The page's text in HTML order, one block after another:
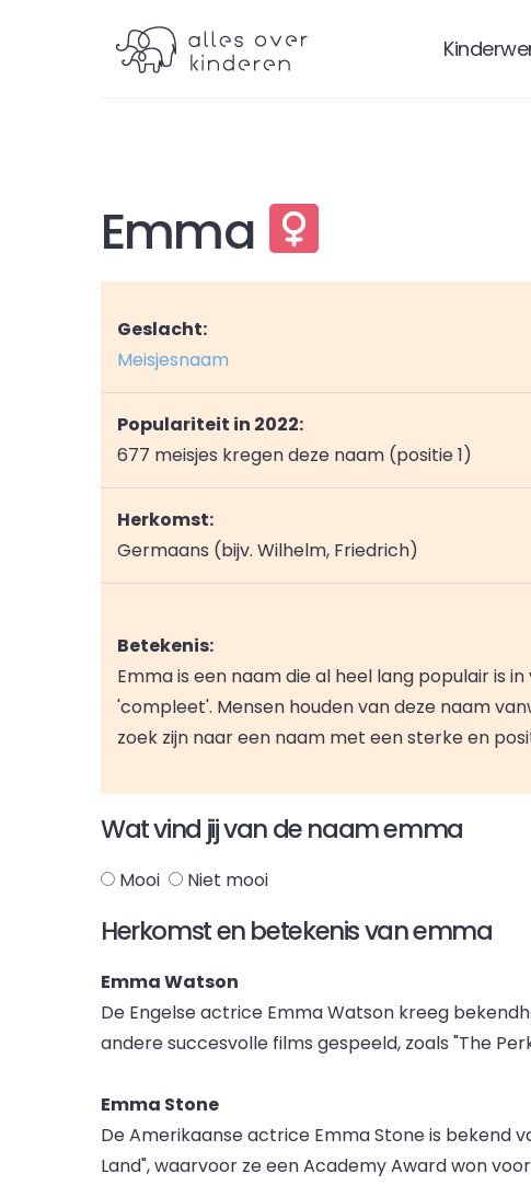
Emma
Geslacht:
Meisjesnaam
Populariteit in 2022:
677 meisjes kregen deze naam (positie 1)
Herkomst:
Germaans (bijv. Wilhelm, Friedrich)
Betekenis:
Emma is een naam die al heel lang populair is
'compleet'. Mensen houden van deze naam
zoek zijn naar een naam met een sterke en
Wat vind jij van de naam emma
Mooi Niet mooi
Herkomst en betekenis van emma
Emma Watson
De Engelse actrice Emma Watson kreeg
andere succesvolle films gespeeld, zoals "The
Emma Stone
De Amerikaanse actrice Emma Stone is bekend
Land", waarvoor ze een Academy Award won